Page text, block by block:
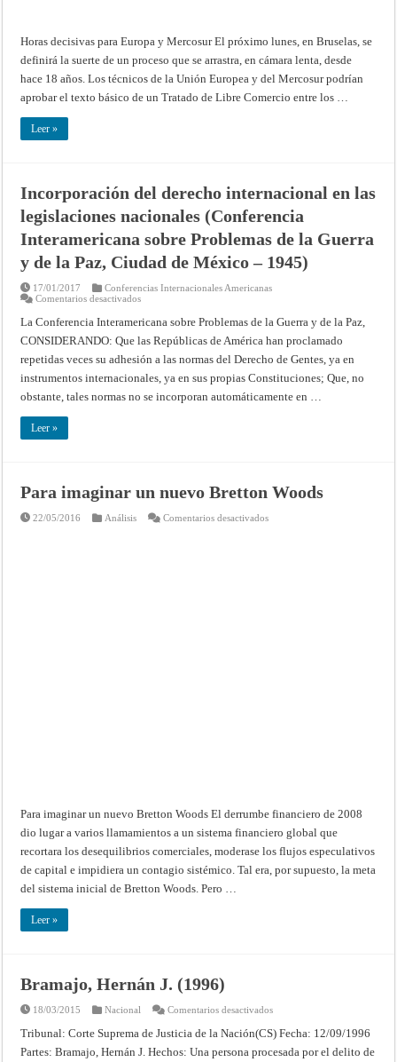
Horas decisivas para Europa y Mercosur El próximo lunes, en Bruselas, se
definirá la suerte de un proceso que se arrastra, en cámara lenta, desde
hace 18 años. Los técnicos de la Unión Europea y del Mercosur podrían
aprobar el texto básico de un Tratado de Libre Comercio entre los …
Leer »
Incorporación del derecho internacional en las
legislaciones nacionales (Conferencia
Interamericana sobre Problemas de la Guerra
y de la Paz, Ciudad de México – 1945)
17/01/2017
Conferencias Internacionales Americanas
Comentarios desactivadosen
del
derecho
internacional
las
legislaciones
nacionales
(Conferencia
Interamericana
la
Paz,
Ciudad
de
La Conferencia Interamericana sobre Problemas de la Guerra y de la Paz,
CONSIDERANDO: Que las Repúblicas de América han proclamado
repetidas veces su adhesión a las normas del Derecho de Gentes, ya en
instrumentos internacionales, ya en sus propias Constituciones; Que, no
obstante, tales normas no se incorporan automáticamente en …
Leer »
Para imaginar un nuevo Bretton Woods
22/05/2016 Análisis Comentarios desactivadosen
Para imaginar un nuevo Bretton Woods El derrumbe financiero de 2008
dio lugar a varios llamamientos a un sistema financiero global que
recortara los desequilibrios comerciales, moderase los flujos especulativos
de capital e impidiera un contagio sistémico. Tal era, por supuesto, la meta
del sistema inicial de Bretton Woods. Pero …
Leer »
Bramajo, Hernán J. (1996)
18/03/2015 Nacional Comentarios desactivadosen
Hernán
J.
(1996)
Tribunal: Corte Suprema de Justicia de la Nación(CS) Fecha: 12/09/1996
Partes: Bramajo, Hernán J. Hechos: Una persona procesada por el delito de